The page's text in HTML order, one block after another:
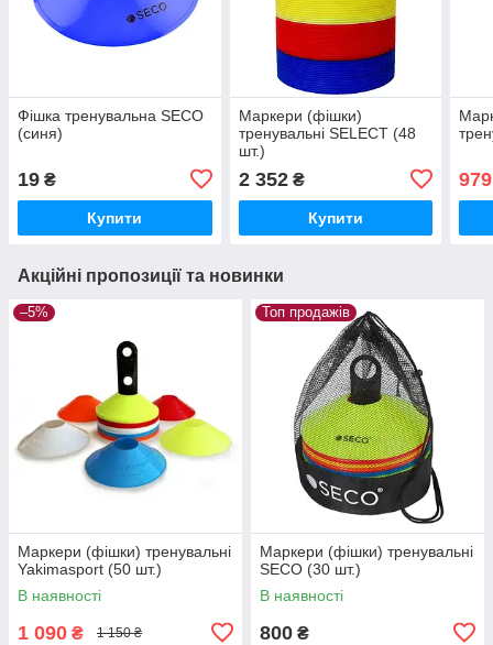
Фішка тренувальна SECO
(синя)
19 ₴
Купити
Маркери (фішки)
тренувальні SELECT (48
шт.)
2 352₴
Купити
979
Акційні пропозиції та новинки
–5%
Маркери (фішки) тренувальні
Yakimasport (50 шт.)
В наявності
1 090 ₴ 1 150 ₴
Топ продажів
Маркери (фішки) тренувальні
SECO (30 шт.)
В наявності
800 ₴